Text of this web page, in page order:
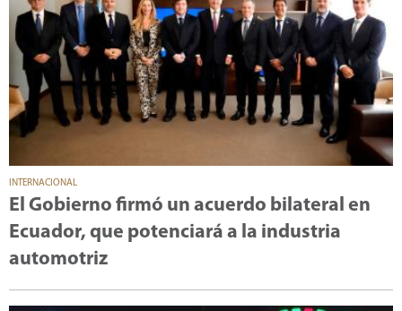
INTERNACIONAL
El Gobierno firmó un acuerdo bilateral en
Ecuador, que potenciará a la industria
automotriz